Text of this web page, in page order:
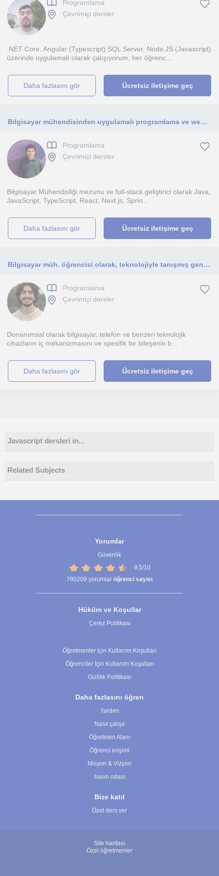
Programlama
Çevrimiçi dersler
.NET Core, Angular (Typescript) SQL Server, Node.JS (Javascript)
üzerinde uygulamalı olarak çalışıyorum; her öğrenc...
daha fazlasını gör Ücretsiz iletişime geç
Bilgisayar mühendisinden uygulamalı programlama ve web geliştirme dersleri
Programlama
Çevrimiçi dersler
Bilgisayar Mühendisliği mezunu ve full-stack geliştirici olarak Java,
JavaScript, TypeScript, React, Next.js, Sprin...
daha fazlasını gör Ücretsiz iletişime geç
Bilgisayar müh. öğrencisi olarak, teknolojiyle tanışmış genç geliştiricilere temel düzeyde kodlama ve PC bilimi aktarabilirim.
Programlama
Çevrimiçi dersler
Donanımsal olarak bilgisayar, telefon ve benzeri teknolojik
cihazların iç mekanizmasını ve spesifik bir bileşenin b...
daha fazlasını gör Ücretsiz iletişime geç
Javascript dersleri in...
Related Subjects
Yorumlar
Güvenlik
9,5/10
790209 yorumlar öğrenci sayısı
Hüküm ve Koşullar
Çerez Politikası
Öğretmenler İçin Kullanım Koşulları
Öğrenciler İçin Kullanım Koşulları
Gizlilik Politikası
Daha fazlasını öğren
Yardım
Nasıl çalışır
Öğretmen Alanı
Öğrenci erişimi
Misyon & Vizyon
basın odası
Bize katıl
Özel ders ver
Site haritası
Özel öğretmenler